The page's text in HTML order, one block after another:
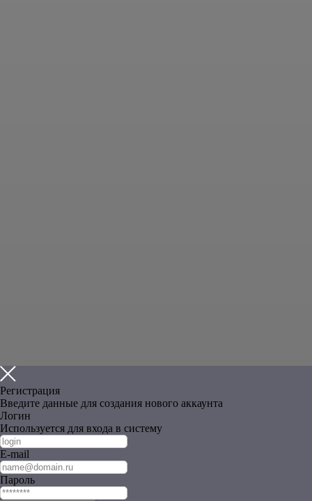
Регистрация
Введите данные для создания нового аккаунта
Логин
Используется для входа в систему
E-mail
Пароль